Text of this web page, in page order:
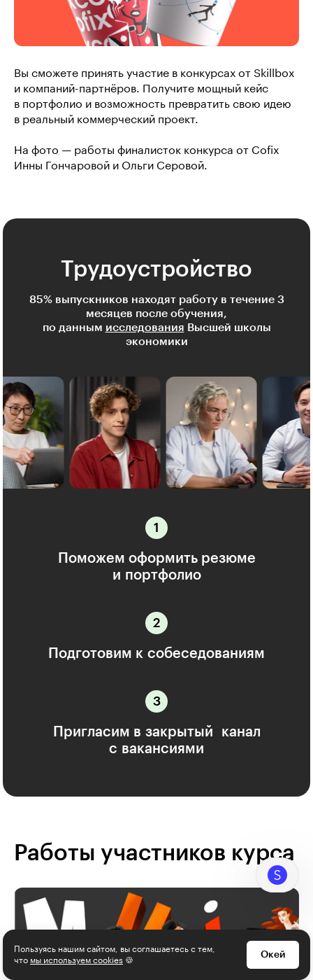
Вы сможете принять участие в конкурсах от Skillbox
и компаний-партнёров. Получите мощный кейс
в портфолио и возможность превратить свою идею
в реальный коммерческий проект.
На фото — работы финалисток конкурса от Cofix
Инны Гончаровой и Ольги Серовой.
Трудоустройство
85% выпускников находят работу в течение 3
месяцев после обучения,
по данным исследования Высшей школы
экономики
Поможем оформить резюме
и портфолио
Подготовим к собеседованиям
Пригласим в закрытый канал
с вакансиями
Работы участников курса
Пользуясь нашим сайтом, вы соглашаетесь с тем,
что мы используем cookies 🍪
Окей